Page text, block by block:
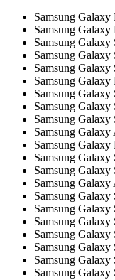
Samsung Galaxy
Samsung Galaxy
Samsung Galaxy
Samsung Galaxy
Samsung Galaxy
Samsung Galaxy
Samsung Galaxy
Samsung Galaxy
Samsung Galaxy
Samsung Galaxy
Samsung Galaxy
Samsung Galaxy
Samsung Galaxy
Samsung Galaxy
Samsung Galaxy
Samsung Galaxy
Samsung Galaxy
Samsung Galaxy
Samsung Galaxy
Samsung Galaxy
Samsung Galaxy